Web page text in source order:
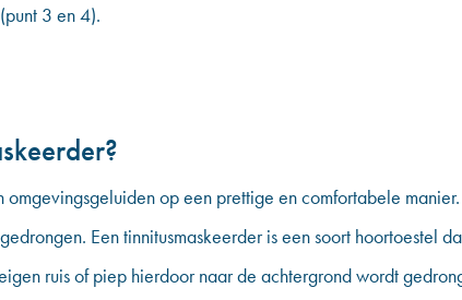
3 en 4).
omgevingsgeluiden op een prettige en comfortabele
Een tinnitusmaskeerder is een soort hoortoestel
ruis of piep hierdoor naar de achtergrond wordt